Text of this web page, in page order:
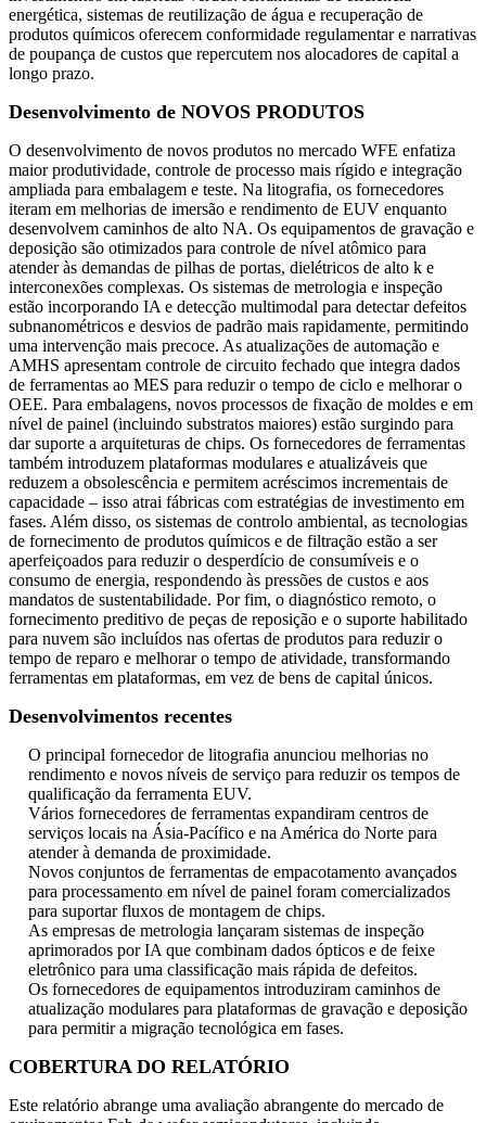
energética, sistemas de reutilização de água e recuperação de
produtos químicos oferecem conformidade regulamentar e narrativas
de poupança de custos que repercutem nos alocadores de capital a
longo prazo.
Desenvolvimento de NOVOS PRODUTOS
O desenvolvimento de novos produtos no mercado WFE enfatiza
maior produtividade, controle de processo mais rígido e integração
ampliada para embalagem e teste. Na litografia, os fornecedores
iteram em melhorias de imersão e rendimento de EUV enquanto
desenvolvem caminhos de alto NA. Os equipamentos de gravação e
deposição são otimizados para controle de nível atômico para
atender às demandas de pilhas de portas, dielétricos de alto k e
interconexões complexas. Os sistemas de metrologia e inspeção
estão incorporando IA e detecção multimodal para detectar defeitos
subnanométricos e desvios de padrão mais rapidamente, permitindo
uma intervenção mais precoce. As atualizações de automação e
AMHS apresentam controle de circuito fechado que integra dados
de ferramentas ao MES para reduzir o tempo de ciclo e melhorar o
OEE. Para embalagens, novos processos de fixação de moldes e em
nível de painel (incluindo substratos maiores) estão surgindo para
dar suporte a arquiteturas de chips. Os fornecedores de ferramentas
também introduzem plataformas modulares e atualizáveis ​​que
reduzem a obsolescência e permitem acréscimos incrementais de
capacidade – isso atrai fábricas com estratégias de investimento em
fases. Além disso, os sistemas de controlo ambiental, as tecnologias
de fornecimento de produtos químicos e de filtração estão a ser
aperfeiçoados para reduzir o desperdício de consumíveis e o
consumo de energia, respondendo às pressões de custos e aos
mandatos de sustentabilidade. Por fim, o diagnóstico remoto, o
fornecimento preditivo de peças de reposição e o suporte habilitado
para nuvem são incluídos nas ofertas de produtos para reduzir o
tempo de reparo e melhorar o tempo de atividade, transformando
ferramentas em plataformas, em vez de bens de capital únicos.
Desenvolvimentos recentes
O principal fornecedor de litografia anunciou melhorias no
rendimento e novos níveis de serviço para reduzir os tempos de
qualificação da ferramenta EUV.
Vários fornecedores de ferramentas expandiram centros de
serviços locais na Ásia-Pacífico e na América do Norte para
atender à demanda de proximidade.
Novos conjuntos de ferramentas de empacotamento avançados
para processamento em nível de painel foram comercializados
para suportar fluxos de montagem de chips.
As empresas de metrologia lançaram sistemas de inspeção
aprimorados por IA que combinam dados ópticos e de feixe
eletrônico para uma classificação mais rápida de defeitos.
Os fornecedores de equipamentos introduziram caminhos de
atualização modulares para plataformas de gravação e deposição
para permitir a migração tecnológica em fases.
COBERTURA DO RELATÓRIO
Este relatório abrange uma avaliação abrangente do mercado de